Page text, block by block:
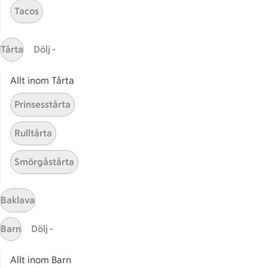
Gaston
ICAs tjänster
ICA-appen
ICA Scanna
ICA ToGo
Fler appar och tjänster
Stammis på ICA
Bli stammis
Stammis Husdjur
Partnererbjudanden
Våra ICA-kort
ICA
Tacos
Tårta Dölj -
Allt inom Tårta
Prinsesstårta
Rulltårta
Smörgåstårta
Baklava
Barn Dölj -
Allt inom Barn